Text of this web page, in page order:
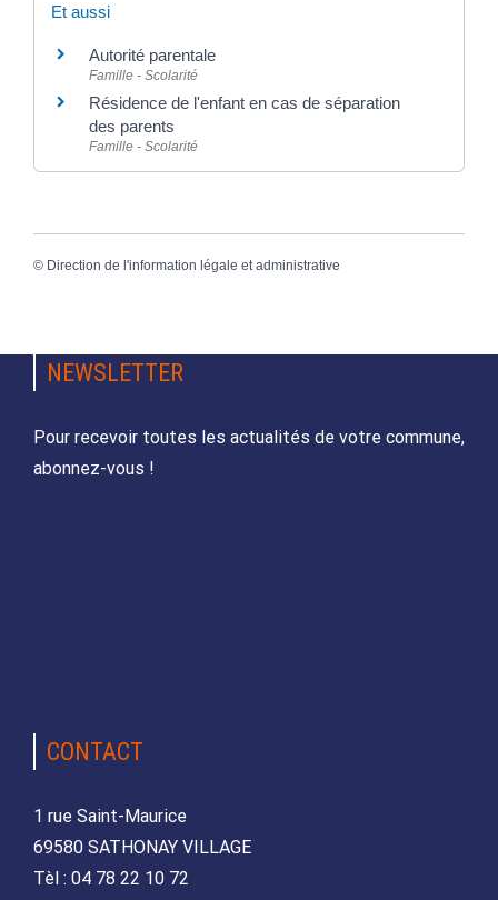
Et aussi
Autorité parentale
Famille - Scolarité
Résidence de l'enfant en cas de séparation
des parents
Famille - Scolarité
© Direction de l'information légale et administrative
NEWSLETTER
Pour recevoir toutes les actualités de votre commune,
abonnez-vous !
CONTACT
1 rue Saint-Maurice
69580 SATHONAY VILLAGE
Tèl : 04 78 22 10 72